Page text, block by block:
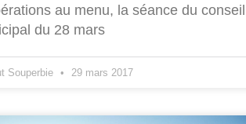
au menu, la séance du conseil
du 28 mars
Souperbie 29 mars 2017